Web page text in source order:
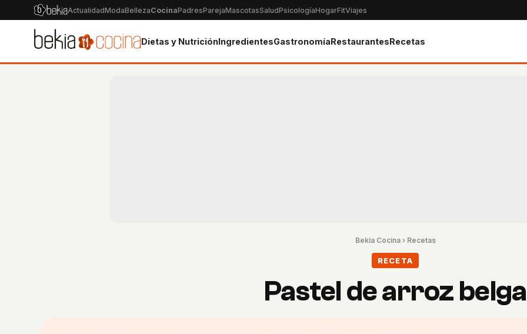
ActualidadModaBellezaCocinaPadresParejaMascotasSaludPsicologíaHogarFitViajes
Dietas y NutriciónIngredientesGastronomíaRestaurantesRecetas
Bekia Cocina› Recetas
RECETA
Pastel de arroz belga